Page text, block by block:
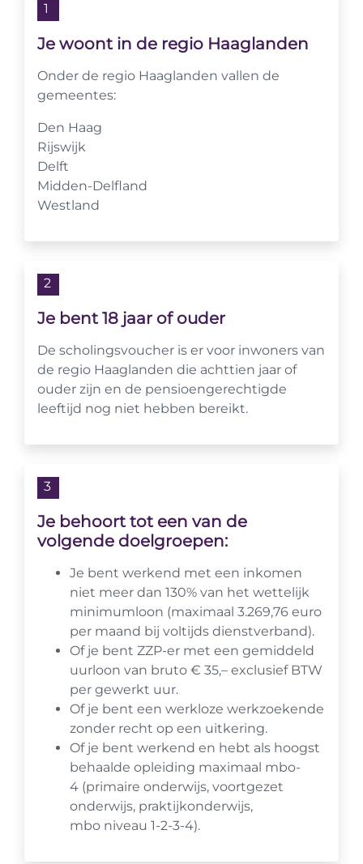
1
Je woont in de regio Haaglanden
Onder de regio Haaglanden vallen de
gemeentes:
Den Haag
Rijswijk
Delft
Midden-Delfland
Westland
2
Je bent 18 jaar of ouder
De scholingsvoucher is er voor inwoners van
de regio Haaglanden die achttien jaar of
ouder zijn en de pensioengerechtigde
leeftijd nog niet hebben bereikt.
3
Je behoort tot een van de
volgende doelgroepen:
Je bent werkend met een inkomen
niet meer dan 130% van het wettelijk
minimumloon (maximaal 3.269,76 euro
per maand bij voltijds dienstverband).
Of je bent ZZP-er met een gemiddeld
uurloon van bruto € 35,– exclusief BTW
per gewerkt uur.
Of je bent een werkloze werkzoekende
zonder recht op een uitkering.
Of je bent werkend en hebt als hoogst
behaalde opleiding maximaal mbo-
4 (primaire onderwijs, voortgezet
onderwijs, praktijkonderwijs,
mbo niveau 1-2-3-4).